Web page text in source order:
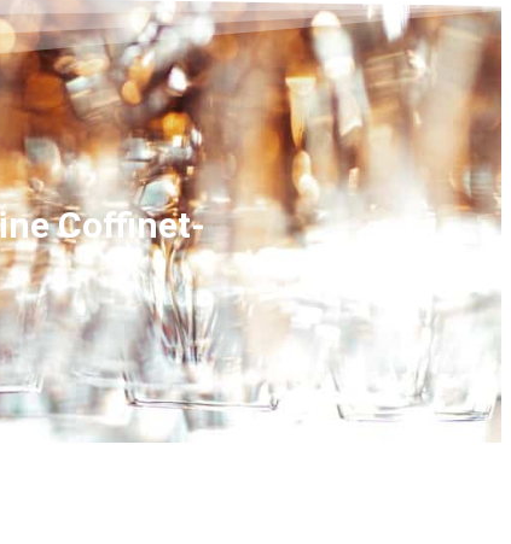
Coffinet-